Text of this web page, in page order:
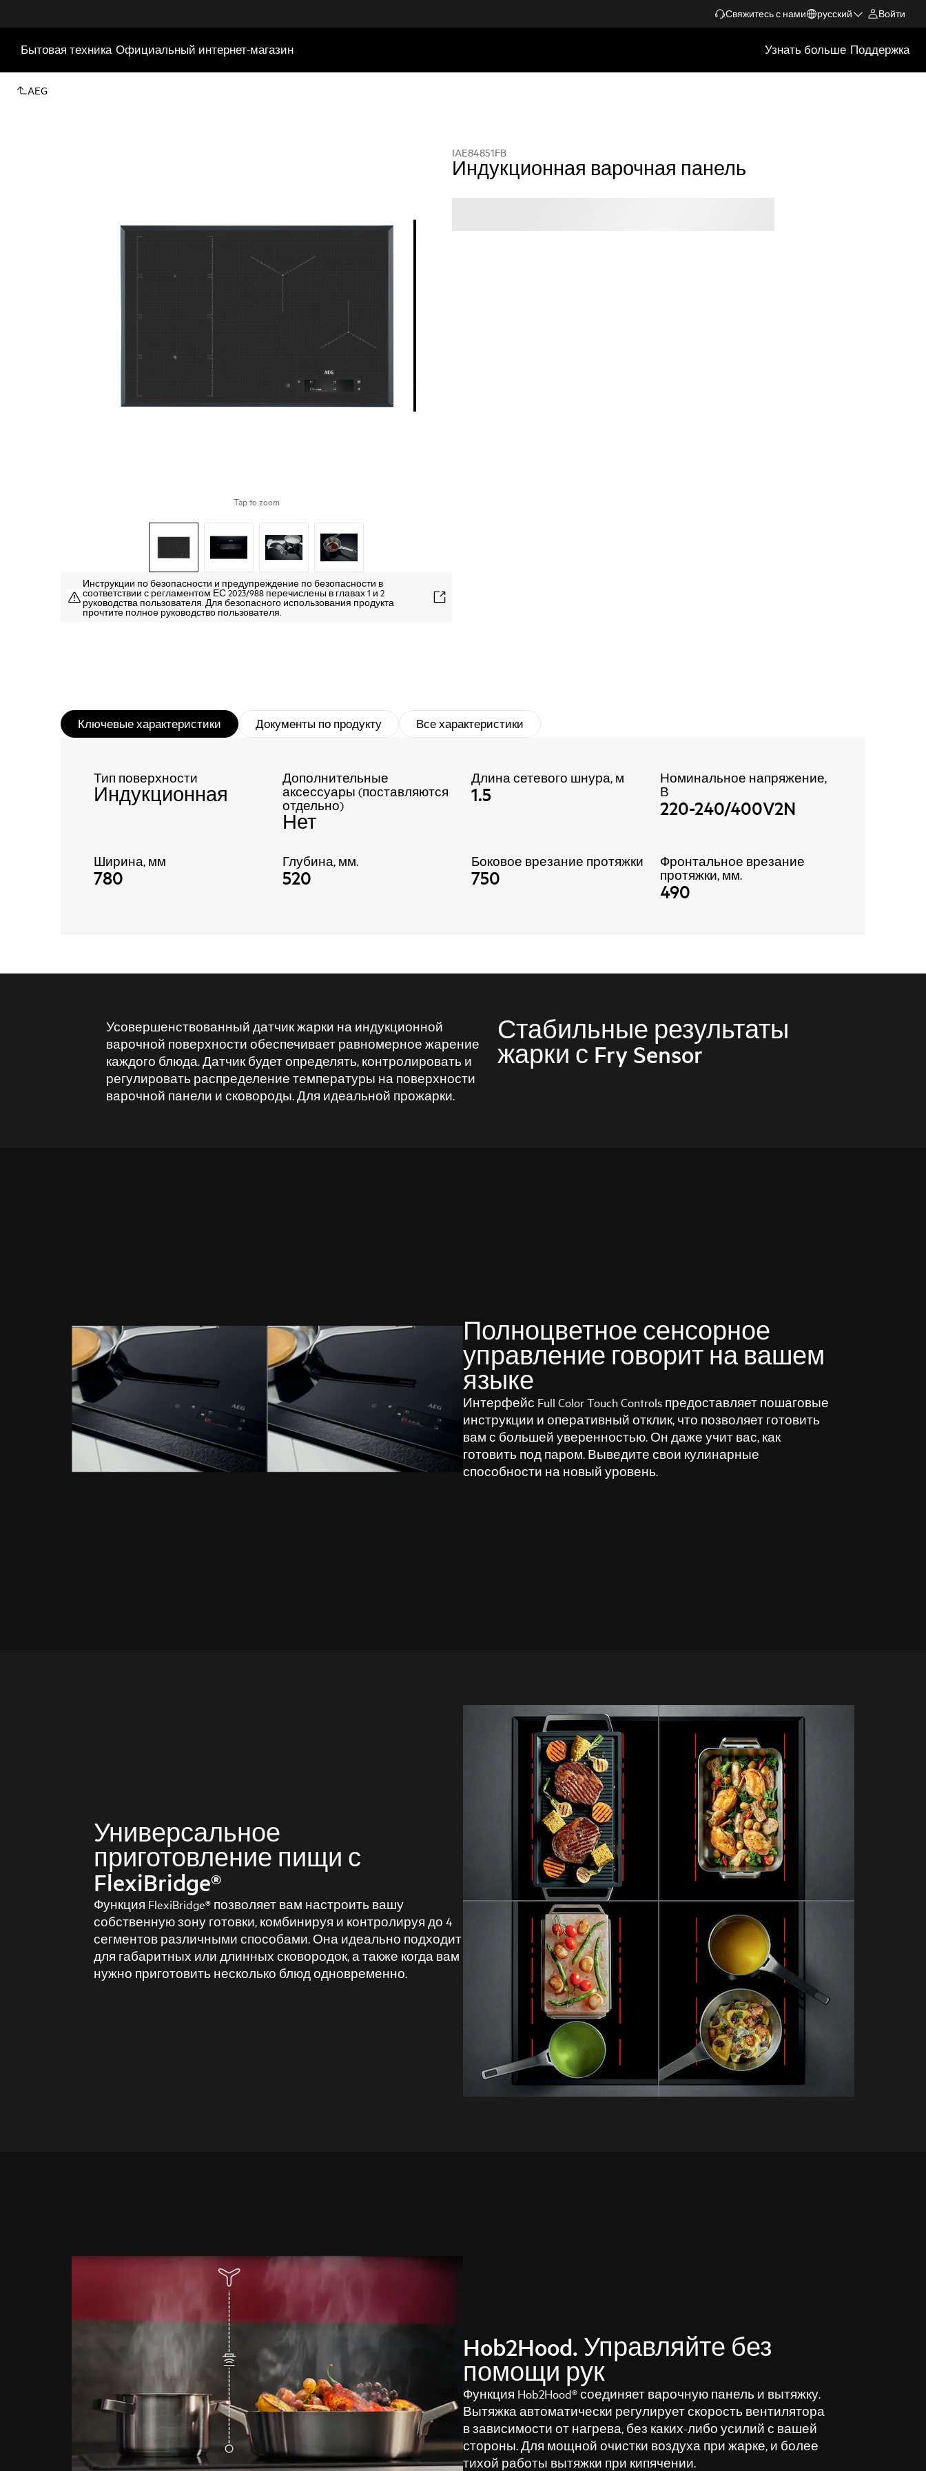
Свяжитесь с нами русский Войти
Бытовая техника Официальный интернет-магазин Узнать больше Поддержка
AEG
Tap to zoom
Инструкции по безопасности и предупреждение по безопасности в
соответствии с регламентом ЕС 2023/988 перечислены в главах 1 и 2
руководства пользователя. Для безопасного использования продукта
прочтите полное руководство пользователя.
IAE84851FB
Индукционная варочная панель
Ключевые характеристики Документы по продукту Все характеристики
Тип поверхности
Индукционная
Дополнительные
аксессуары (поставляются
отдельно)
Нет
Длина сетевого шнура, м
1.5
Номинальное напряжение,
В
220-240/400V2N
Ширина, мм
780
Глубина, мм.
520
Боковое врезание протяжки
750
Фронтальное врезание
протяжки, мм.
490
Стабильные результаты
жарки с Fry Sensor
Усовершенствованный датчик жарки на индукционной
варочной поверхности обеспечивает равномерное жарение
каждого блюда. Датчик будет определять, контролировать и
регулировать распределение температуры на поверхности
варочной панели и сковороды. Для идеальной прожарки.
Полноцветное сенсорное
управление говорит на вашем
языке
Интерфейс Full Color Touch Controls предоставляет пошаговые
инструкции и оперативный отклик, что позволяет готовить
вам с большей уверенностью. Он даже учит вас, как
готовить под паром. Выведите свои кулинарные
способности на новый уровень.
Универсальное
приготовление пищи с
FlexiBridge®
Функция FlexiBridge® позволяет вам настроить вашу
собственную зону готовки, комбинируя и контролируя до 4
сегментов различными способами. Она идеально подходит
для габаритных или длинных сковородок, а также когда вам
нужно приготовить несколько блюд одновременно.
Hob2Hood. Управляйте без
помощи рук
Функция Hob2Hood® соединяет варочную панель и вытяжку.
Вытяжка автоматически регулирует скорость вентилятора
в зависимости от нагрева, без каких-либо усилий с вашей
стороны. Для мощной очистки воздуха при жарке, и более
тихой работы вытяжки при кипячении.